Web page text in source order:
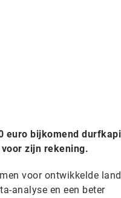
euro bijkomend
zijn rekening.
voor ontwikkelde
analyse en een beter